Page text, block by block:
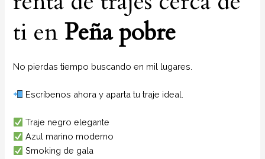
ti enPeña pobre
No pierdas tiempo buscando en mil lugares.
Escríbenos ahora y aparta tu traje ideal.
Traje negro elegante
Azul marino moderno
Smoking de gala